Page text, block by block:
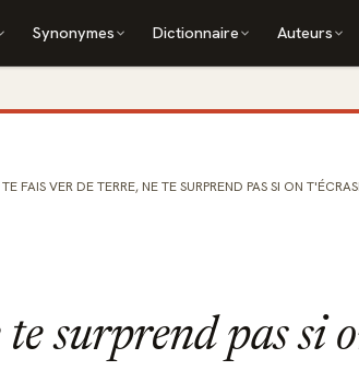
Synonymes Dictionnaire Auteurs
FAIS VER DE TERRE, NE TE SURPREND PAS SI ON
surprend pas si